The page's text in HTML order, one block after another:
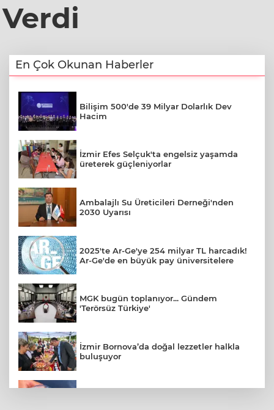
En Çok Okunan Haberler
Bilişim 500'de 39 Milyar Dolarlık Dev
Hacim
İzmir Efes Selçuk'ta engelsiz yaşamda
üreterek güçleniyorlar
Ambalajlı Su Üreticileri Derneği'nden
2030 Uyarısı
2025'te Ar-Ge'ye 254 milyar TL harcadık!
Ar-Ge'de en büyük pay üniversitelere
MGK bugün toplanıyor... Gündem
'Terörsüz Türkiye'
İzmir Bornova’da doğal lezzetler halkla
buluşuyor